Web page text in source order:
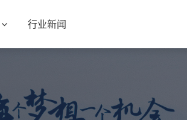
行业新闻